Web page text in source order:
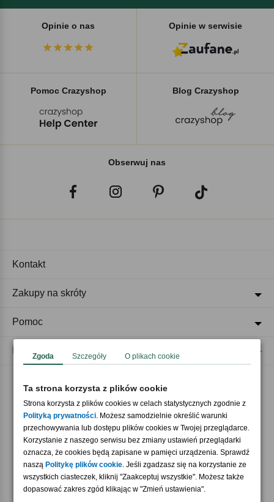
Opinie o nas Opinie w serwisie
Pomoc Crazyshop Blog Crazyshop
Obserwuj nas
Akceptujemy płatności
Nasi partnerzy
Kontakt
Zakupy na skróty
Pomoc
Zgoda Szczegóły O plikach cookie
Ta strona korzysta z plików cookie
Strona korzysta z plików cookies w celach statystycznych zgodnie z
Polityką prywatności. Możesz samodzielnie określić warunki
przechowywania lub dostępu plików cookies w Twojej przeglądarce.
Korzystanie z naszego serwisu bez zmiany ustawień przeglądarki
oznacza, że cookies będą zapisane w pamięci urządzenia. Sprawdź
naszą Politykę plików cookie. Jeśli zgadzasz się na korzystanie ze
wszystkich ciasteczek, kliknij "Zaakceptuj wszystkie". Możesz także
dopasować zakres zgód klikając w "Zmień ustawienia".